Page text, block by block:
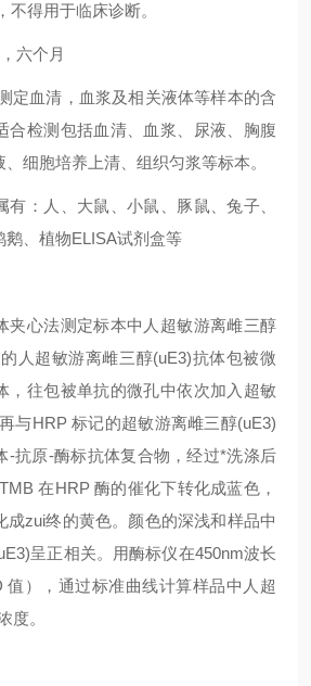
不得用于临床诊断。
六个月
定血清，血浆及相关液体等样本的含
合检测包括血清、血浆、尿液、胸腹
细胞培养上清、组织匀浆等标本。
有：人、大鼠、小鼠、豚鼠、兔子、
鹅、植物ELISA试剂盒等
夹心法测定标本中人超敏游离雌三醇
人超敏游离雌三醇(uE3)抗体包被微
，往包被单抗的微孔中依次加入超敏
与HRP 标记的超敏游离雌三醇(uE3)
-抗原-酶标抗体复合物，经过*洗涤后
在HRP 酶的催化下转化成蓝色，
成zui终的黄色。颜色的深浅和样品中
呈正相关。用酶标仪在450nm波长
值），通过标准曲线计算样品中人超
度。